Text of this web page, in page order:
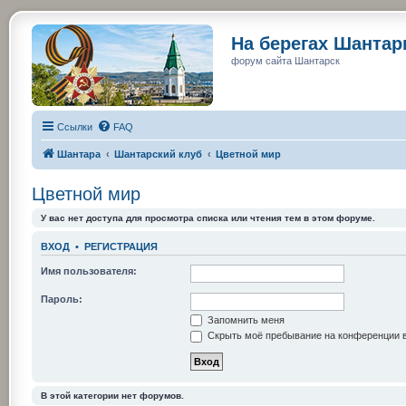
На берегах
форум сайта Шантарск
Ссылки FAQ
Шантара Шантарский клуб Цветной мир
Цветной мир
У вас нет доступа для просмотра списка или чтения тем в этом форуме.
ВХОД • РЕГИСТРАЦИЯ
Имя пользователя:
Пароль:
Запомнить меня
Скрыть моё пребывание на конференции
В этой категории нет форумов.